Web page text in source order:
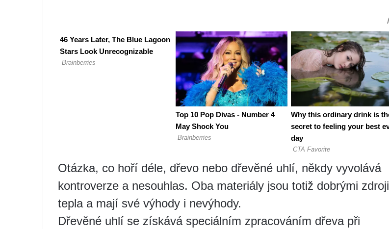
Otázka, co hoří déle, dřevo nebo dřevěné uhlí, někdy vyvolává
kontroverze a nesouhlas. Oba materiály jsou totiž dobrými zdroji
tepla a mají své výhody i nevýhody.
Dřevěné uhlí se získává speciálním zpracováním dřeva při